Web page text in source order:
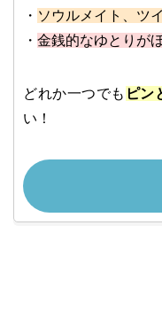
・ ソウルメイト、ツ
・ 金銭的なゆとりが
どれか一つでも ピン
い！